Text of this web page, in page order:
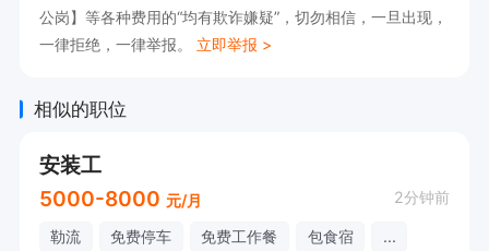
公岗】等各种费用的“均有欺诈嫌疑”，切勿相信，一旦出现，
一律拒绝，一律举报。 立即举报 >
相似的职位
安装工
5000-8000 元/月 2分钟前
勒流 免费停车 免费工作餐 包食宿 ...